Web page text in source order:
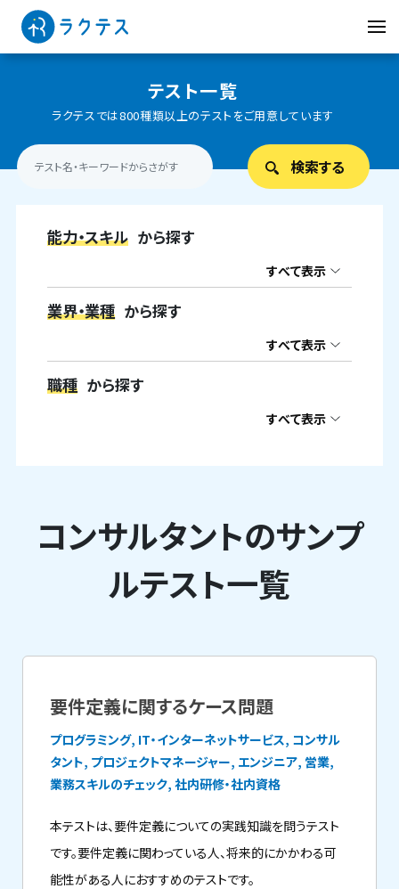
テスト一覧
ラクテスでは800種類以上のテストをご用意しています
能力・スキル から探す
すべて表示
業界・業種 から探す
すべて表示
職種 から探す
すべて表示
コンサルタントのサンプ
ルテスト一覧
要件定義に関するケース問題
プログラミング, IT・インターネットサービス, コンサル
タント, プロジェクトマネージャー, エンジニア, 営業,
業務スキルのチェック, 社内研修・社内資格
本テストは、要件定義についての実践知識を問うテスト
です。要件定義に関わっている人、将来的にかかわる可
能性がある人におすすめのテストです。